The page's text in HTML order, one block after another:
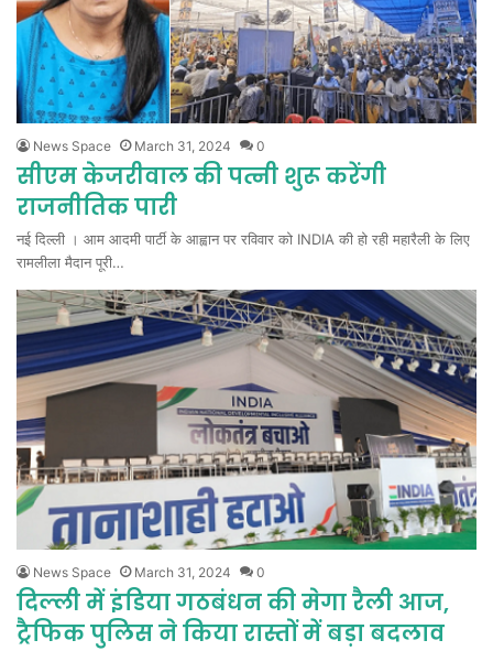
News Space March 31, 2024 0
सीएम केजरीवाल की पत्नी शुरू करेंगी
राजनीतिक पारी
नई दिल्ली । आम आदमी पार्टी के आह्वान पर रविवार को INDIA की हो रही महारैली के लिए
रामलीला मैदान पूरी…
News Space March 31, 2024 0
दिल्ली में इंडिया गठबंधन की मेगा रैली आज,
ट्रैफिक पुलिस ने किया रास्तों में बड़ा बदलाव